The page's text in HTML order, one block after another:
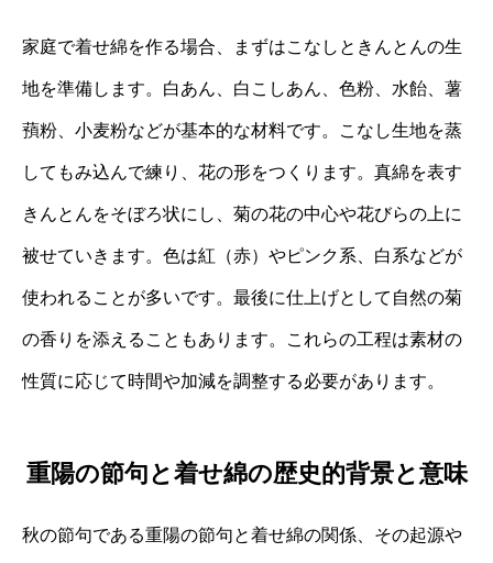
家庭で着せ綿を作る場合、まずはこなしときんとんの生
地を準備します。白あん、白こしあん、色粉、水飴、薯
蕷粉、小麦粉などが基本的な材料です。こなし生地を蒸
してもみ込んで練り、花の形をつくります。真綿を表す
きんとんをそぼろ状にし、菊の花の中心や花びらの上に
被せていきます。色は紅（赤）やピンク系、白系などが
使われることが多いです。最後に仕上げとして自然の菊
の香りを添えることもあります。これらの工程は素材の
性質に応じて時間や加減を調整する必要があります。
重陽の節句と着せ綿の歴史的背景と意味
秋の節句である重陽の節句と着せ綿の関係、その起源や